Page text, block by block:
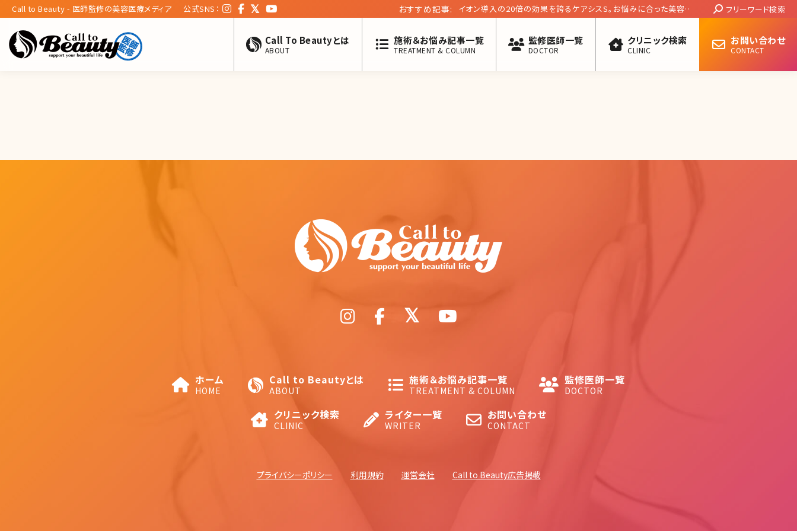
Call to Beauty - 医師監修の美容医療メディア 公式SNS： おすすめ記事:
イオン導入の20倍の効果を誇るケアシスS。お悩みに合った美容成
Search:
フリーワード検索
Call To Beautyとは
ABOUT
施術＆お悩み記事一覧
TREATMENT & COLUMN
監修医師一覧
DOCTOR
クリニック検索
CLINIC
お問い合わせ
CONTACT
ホーム
HOME
Call to Beautyとは
ABOUT
施術＆お悩み記事一覧
TREATMENT & COLUMN
監修医師一覧
DOCTOR
クリニック検索
CLINIC
ライター一覧
WRITER
お問い合わせ
CONTACT
プライバシーポリシー 利用規約 運営会社 Call to Beauty広告掲載